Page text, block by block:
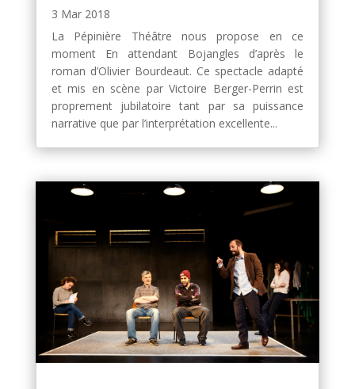
3 Mar 2018
La Pépinière Théâtre nous propose en ce
moment En attendant Bojangles d’après le
roman d’Olivier Bourdeaut. Ce spectacle adapté
et mis en scène par Victoire Berger-Perrin est
proprement jubilatoire tant par sa puissance
narrative que par l’interprétation excellente...